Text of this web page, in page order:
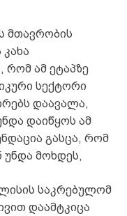
მთავრობის
რომ ამ ეტაპზე
სექტორი
დაავალა,
დაიწყოს ამ
გასცა, რომ
უნდა მოხდეს,
საკრებულომ
დაამტკიცა